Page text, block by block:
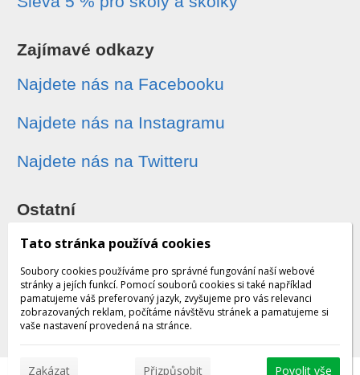
Zajímavé odkazy
Najdete nás na Facebooku
Najdete nás na Instagramu
Najdete nás na Twitteru
Ostatní
Sledování zásilek
Dárkové poukazy
Obchodní podmínky - archiv
Tato stránka používá cookies
Soubory cookies používáme pro správné fungování naší webové
stránky a jejích funkcí. Pomocí souborů cookies si také například
pamatujeme váš preferovaný jazyk, zvyšujeme pro vás relevanci
zobrazovaných reklam, počítáme návštěvu stránek a pamatujeme si
vaše nastavení provedená na stránce.
Zakázat Přizpůsobit Povolit vše